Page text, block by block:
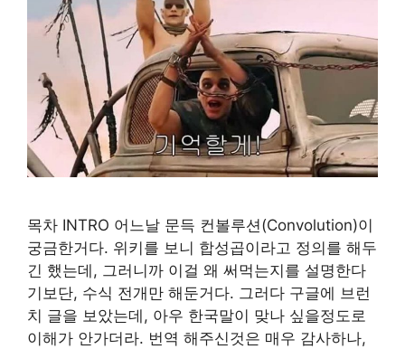
목차 INTRO 어느날 문득 컨볼루션(Convolution)이
궁금한거다. 위키를 보니 합성곱이라고 정의를 해두
긴 했는데, 그러니까 이걸 왜 써먹는지를 설명한다
기보단, 수식 전개만 해둔거다. 그러다 구글에 브런
치 글을 보았는데, 아우 한국말이 맞나 싶을정도로
이해가 안가더라. 번역 해주신것은 매우 감사하나,